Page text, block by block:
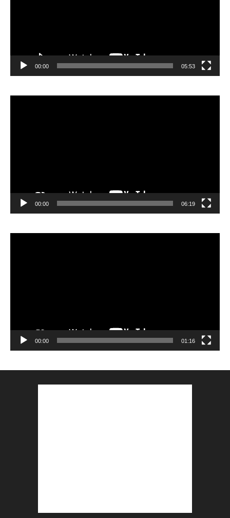
00:00 05:53
00:00 06:19
00:00 01:16